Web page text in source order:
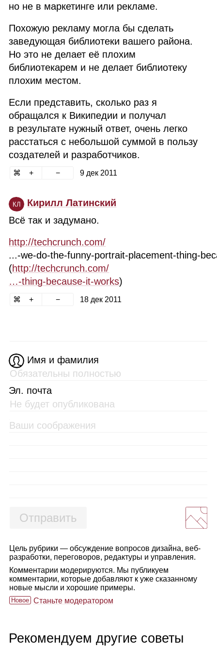
но не в маркетинге или рекламе.
Похожую рекламу могла бы сделать
заведующая библиотеки вашего района.
Но это не делает её плохим
библиотекарем и не делает библиотеку
плохим местом.
Если представить, сколько раз я
обращался к Википедии и получал
в результате нужный ответ, очень легко
расстаться с небольшой суммой в пользу
создателей и разработчиков.
9 дек 2011
КЛ
Кирилл Латинский
Всё так и задумано.
http://techcrunch.com/
(http://techcrunch.com/
…‑thing‑because‑it‑works)
18 дек 2011
Имя и фамилия
Эл. почта
Отправить
Цель рубрики — обсуждение вопросов дизайна, веб-
разработки, переговоров, редактуры и управления.
Комментарии модерируются. Мы публикуем
комментарии, которые добавляют к уже сказанному
новые мысли и хорошие примеры.
Новое Станьте модератором
Рекомендуем другие советы